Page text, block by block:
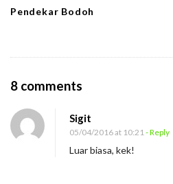
Pendekar Bodoh
8 comments
B
Sigit
05/04/2016 at 10:21 - Reply
Luar biasa, kek!